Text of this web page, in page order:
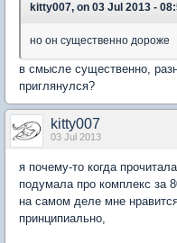
kitty007, on 03 Jul 2013 -
но он существенно дороже
в смысле существенно,
приглянулся?
kitty007
03 Jul 2013
я почему-то когда
подумала про комплекс за
на самом деле мне
принципиально,